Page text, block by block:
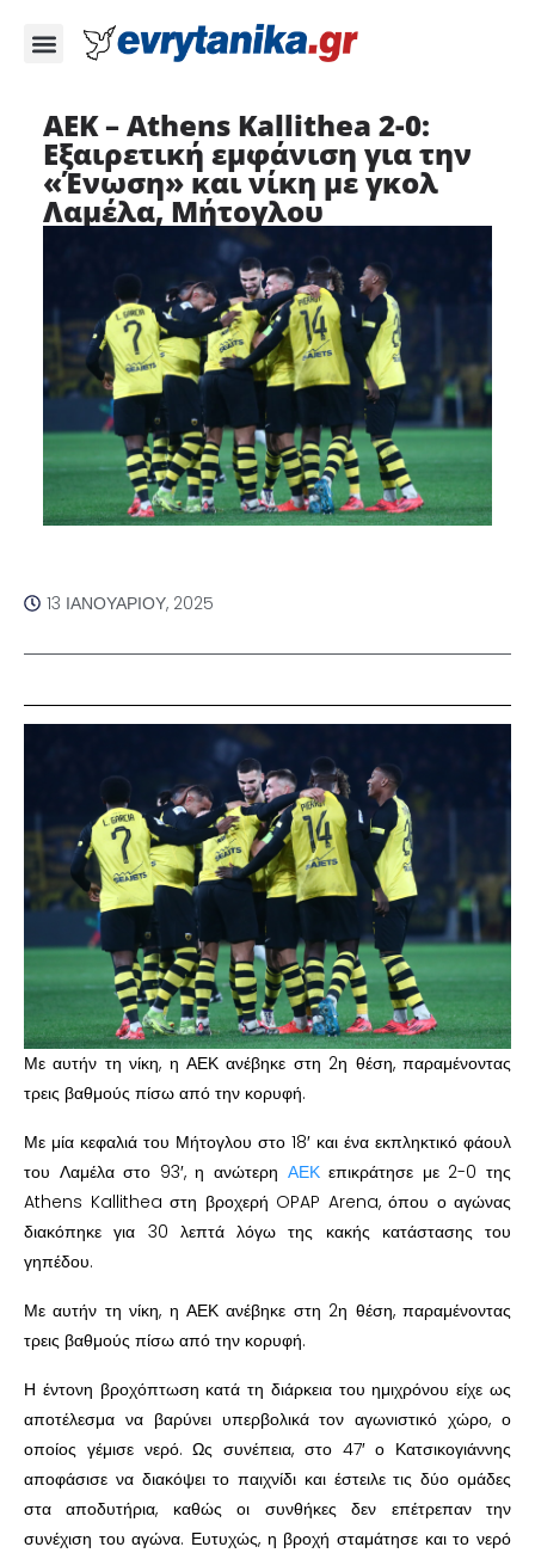
ΑΕΚ – Athens Kallithea 2-0:
Εξαιρετική εμφάνιση για την
«Ένωση» και νίκη με γκολ
Λαμέλα, Μήτογλου
13 ΙΑΝΟΥΑΡΊΟΥ, 2025
Με αυτήν τη νίκη, η ΑΕΚ ανέβηκε στη 2η θέση, παραμένοντας
τρεις βαθμούς πίσω από την κορυφή.
Με μία κεφαλιά του Μήτογλου στο 18′ και ένα εκπληκτικό φάουλ
του Λαμέλα στο 93′, η ανώτερη ΑΕΚεπικράτησε με 2-0 της
Athens Kallithea στη βροχερή OPAP Arena, όπου ο αγώνας
διακόπηκε για 30 λεπτά λόγω της κακής κατάστασης του
γηπέδου.
Με αυτήν τη νίκη, η ΑΕΚ ανέβηκε στη 2η θέση, παραμένοντας
τρεις βαθμούς πίσω από την κορυφή.
Η έντονη βροχόπτωση κατά τη διάρκεια του ημιχρόνου είχε ως
αποτέλεσμα να βαρύνει υπερβολικά τον αγωνιστικό χώρο, ο
οποίος γέμισε νερό. Ως συνέπεια, στο 47′ ο Κατσικογιάννης
αποφάσισε να διακόψει το παιχνίδι και έστειλε τις δύο ομάδες
στα αποδυτήρια, καθώς οι συνθήκες δεν επέτρεπαν την
συνέχιση του αγώνα. Ευτυχώς, η βροχή σταμάτησε και το νερό